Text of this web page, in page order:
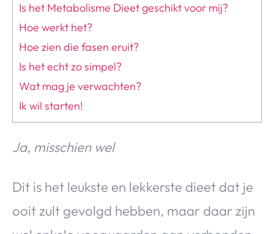
Is het Metabolisme Dieet geschikt voor mij?
Hoe werkt het?
Hoe zien die fasen eruit?
Is het echt zo simpel?
Wat mag je verwachten?
Ik wil starten!
Ja, misschien wel
Dit is het leukste en lekkerste dieet dat je
ooit zult gevolgd hebben, maar daar zijn